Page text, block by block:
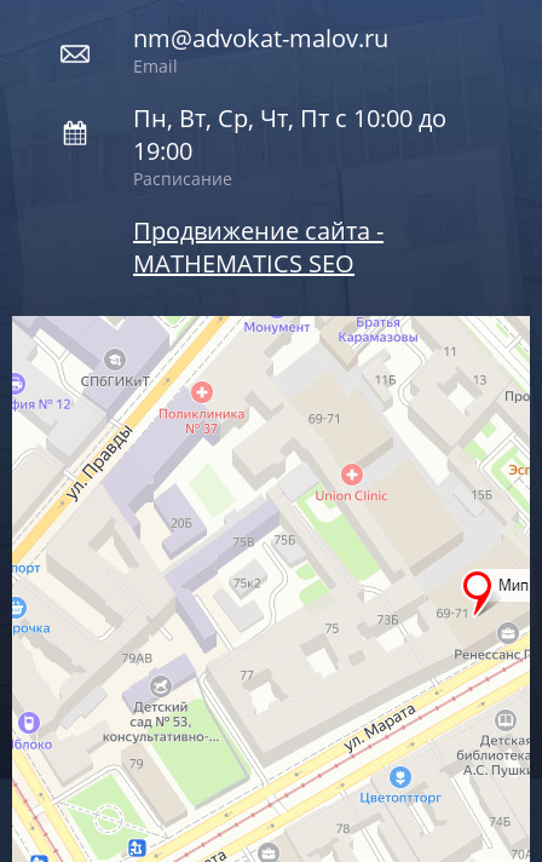
nm@advokat-malov.ru
Email
Пн, Вт, Ср, Чт, Пт с 10:00 до
19:00
Расписание
Продвижение сайта -
MATHEMATICS SEO